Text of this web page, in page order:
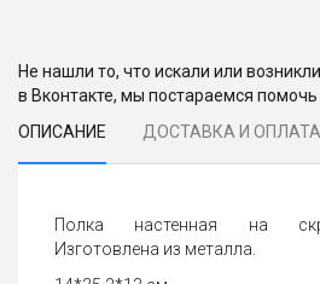
Не нашли то, что искали или
в Вконтакте, мы постараемся
ОПИСАНИЕ
ДОСТАВКА И ОПЛАТА
Полка настенная на
Изготовлена из металла.